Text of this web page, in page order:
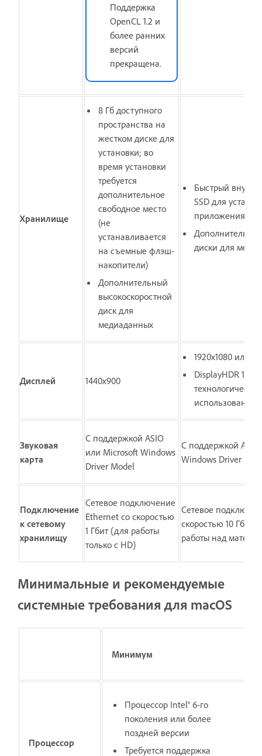
Поддержка
OpenCL 1.2 и
более ранних
версий
прекращена.
Хранилище
8 Гб доступного
пространства на
жестком диске для
установки; во
время установки
требуется
дополнительное
свободное место
(не
устанавливается
на съемные флэш-
накопители)
Дополнительный
высокоскоростной
диск для
медиаданных
Быстрый
SSD для
приложения
диски для
Дисплей 1440x900
1920x1080 или
DisplayHDR 1000
Звуковая
карта
С поддержкой ASIO
или Microsoft Windows
Driver Model
С поддержкой
Windows Driver
Подключение
к сетевому
хранилищу
Сетевое подключение
Ethernet со скоростью
1 Гбит (для работы
только с HD)
Сетевое
скоростью 10 Гбит
работы над
Минимальные и рекомендуемые
системные требования для macOS
Минимум
Процессор
Процессор Intel® 6-го
поколения или более
поздней версии
Требуется поддержка